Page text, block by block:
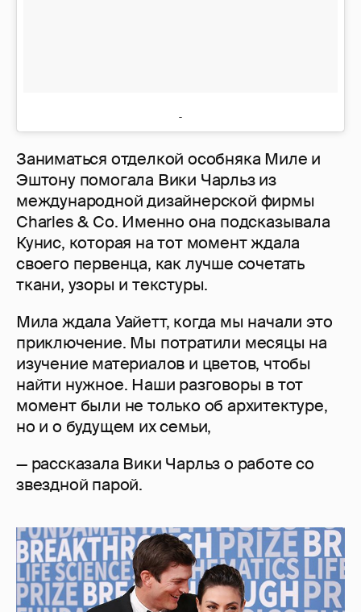
Заниматься отделкой особняка Миле и
Эштону помогала Вики Чарльз из
международной дизайнерской фирмы
Charles & Co. Именно она подсказывала
Кунис, которая на тот момент ждала
своего первенца, как лучше сочетать
ткани, узоры и текстуры.
Мила ждала Уайетт, когда мы начали это
приключение. Мы потратили месяцы на
изучение материалов и цветов, чтобы
найти нужное. Наши разговоры в тот
момент были не только об архитектуре,
но и о будущем их семьи,
— рассказала Вики Чарльз о работе со
звездной парой.